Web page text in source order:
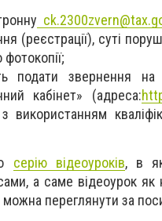
(реєстрації), суті
подати звернення на
кабінет» (адреса:
серію відеоуроків, в
а саме відеоурок
переглянути за